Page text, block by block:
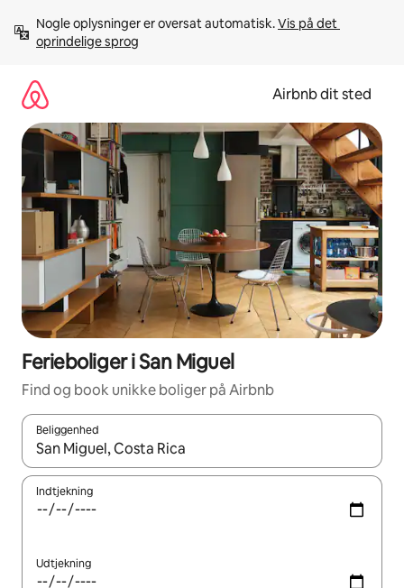
videre
Nogle oplysninger er oversat automatisk. Vis på det
oprindelige sprog
Airbnb dit sted
Ferieboliger i San Miguel
Find og book unikke boliger på Airbnb
Beliggenhed
Når resultaterne er tilgængelige, skal du navigere med
Indtjekning
Udtjekning